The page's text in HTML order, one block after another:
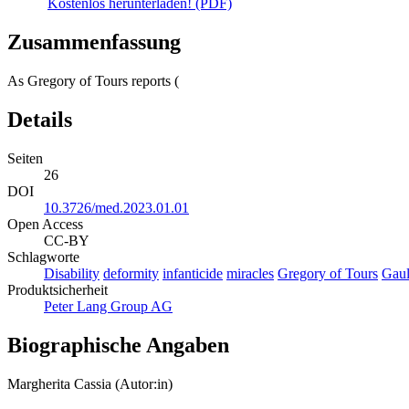
Kostenlos herunterladen! (PDF)
Zusammenfassung
As Gregory of Tours reports (
Details
Seiten
26
DOI
10.3726/med.2023.01.01
Open Access
CC-BY
Schlagworte
Disability deformity infanticide miracles Gregory of Tours Gaul
Produktsicherheit
Peter Lang Group AG
Biographische Angaben
Margherita Cassia (Autor:in)